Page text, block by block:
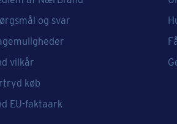
og svar
vilkår
køb
EU-faktaark